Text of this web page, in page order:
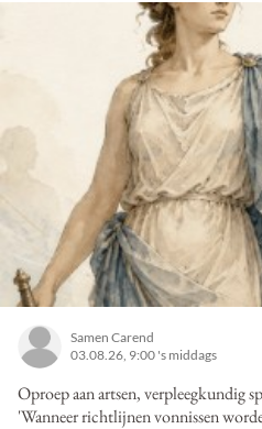
Samen Carend
03.08.26, 9:00 's middags
Oproep aan artsen, verpleegkundig
'Wanneer richtlijnen vonnissen